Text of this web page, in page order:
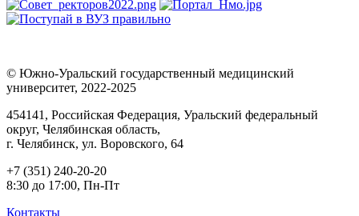
© Южно-Уральский государственный медицинский
университет, 2022-2025
454141, Российская Федерация, Уральский федеральный
округ, Челябинская область,
г. Челябинск, ул. Воровского, 64
+7 (351) 240-20-20
8:30 до 17:00, Пн-Пт
Контакты